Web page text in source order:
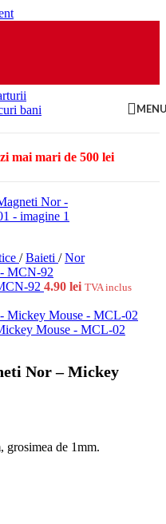
mai mari de 500 lei
/ Baieti / Nor
92 4.90 lei TVA inclus
Mouse - MCL-02
Nor – Mickey
grosimea de 1mm.